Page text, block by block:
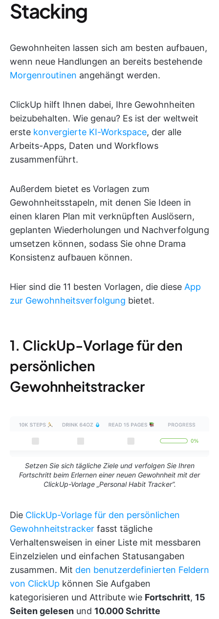
Stacking
Gewohnheiten lassen sich am besten aufbauen,
wenn neue Handlungen an bereits bestehende
Morgenroutinen angehängt werden.
ClickUp hilft Ihnen dabei, Ihre Gewohnheiten
beizubehalten. Wie genau? Es ist der weltweit
erste konvergierte KI-Workspace, der alle
Arbeits-Apps, Daten und Workflows
zusammenführt.
Außerdem bietet es Vorlagen zum
Gewohnheitsstapeln, mit denen Sie Ideen in
einen klaren Plan mit verknüpften Auslösern,
geplanten Wiederholungen und Nachverfolgung
umsetzen können, sodass Sie ohne Drama
Konsistenz aufbauen können.
Hier sind die 11 besten Vorlagen, die diese App
zur Gewohnheitsverfolgung bietet.
1. ClickUp-Vorlage für den
persönlichen
Gewohnheitstracker
Setzen Sie sich tägliche Ziele und verfolgen Sie Ihren
Fortschritt beim Erlernen einer neuen Gewohnheit mit der
ClickUp-Vorlage „Personal Habit Tracker”.
Die ClickUp-Vorlage für den persönlichen
Gewohnheitstracker fasst tägliche
Verhaltensweisen in einer Liste mit messbaren
Einzelzielen und einfachen Statusangaben
zusammen. Mit den benutzerdefinierten Feldern
von ClickUp können Sie Aufgaben
kategorisieren und Attribute wie Fortschritt, 15
Seiten gelesen und 10.000 Schritte